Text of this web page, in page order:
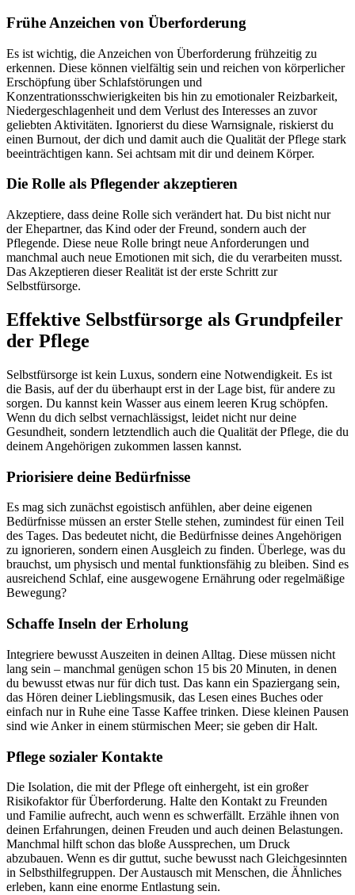
Frühe Anzeichen von Überforderung
Es ist wichtig, die Anzeichen von Überforderung frühzeitig zu
erkennen. Diese können vielfältig sein und reichen von körperlicher
Erschöpfung über Schlafstörungen und
Konzentrationsschwierigkeiten bis hin zu emotionaler Reizbarkeit,
Niedergeschlagenheit und dem Verlust des Interesses an zuvor
geliebten Aktivitäten. Ignorierst du diese Warnsignale, riskierst du
einen Burnout, der dich und damit auch die Qualität der Pflege stark
beeinträchtigen kann. Sei achtsam mit dir und deinem Körper.
Die Rolle als Pflegender akzeptieren
Akzeptiere, dass deine Rolle sich verändert hat. Du bist nicht nur
der Ehepartner, das Kind oder der Freund, sondern auch der
Pflegende. Diese neue Rolle bringt neue Anforderungen und
manchmal auch neue Emotionen mit sich, die du verarbeiten musst.
Das Akzeptieren dieser Realität ist der erste Schritt zur
Selbstfürsorge.
Effektive Selbstfürsorge als Grundpfeiler
der Pflege
Selbstfürsorge ist kein Luxus, sondern eine Notwendigkeit. Es ist
die Basis, auf der du überhaupt erst in der Lage bist, für andere zu
sorgen. Du kannst kein Wasser aus einem leeren Krug schöpfen.
Wenn du dich selbst vernachlässigst, leidet nicht nur deine
Gesundheit, sondern letztendlich auch die Qualität der Pflege, die du
deinem Angehörigen zukommen lassen kannst.
Priorisiere deine Bedürfnisse
Es mag sich zunächst egoistisch anfühlen, aber deine eigenen
Bedürfnisse müssen an erster Stelle stehen, zumindest für einen Teil
des Tages. Das bedeutet nicht, die Bedürfnisse deines Angehörigen
zu ignorieren, sondern einen Ausgleich zu finden. Überlege, was du
brauchst, um physisch und mental funktionsfähig zu bleiben. Sind es
ausreichend Schlaf, eine ausgewogene Ernährung oder regelmäßige
Bewegung?
Schaffe Inseln der Erholung
Integriere bewusst Auszeiten in deinen Alltag. Diese müssen nicht
lang sein – manchmal genügen schon 15 bis 20 Minuten, in denen
du bewusst etwas nur für dich tust. Das kann ein Spaziergang sein,
das Hören deiner Lieblingsmusik, das Lesen eines Buches oder
einfach nur in Ruhe eine Tasse Kaffee trinken. Diese kleinen Pausen
sind wie Anker in einem stürmischen Meer; sie geben dir Halt.
Pflege sozialer Kontakte
Die Isolation, die mit der Pflege oft einhergeht, ist ein großer
Risikofaktor für Überforderung. Halte den Kontakt zu Freunden
und Familie aufrecht, auch wenn es schwerfällt. Erzähle ihnen von
deinen Erfahrungen, deinen Freuden und auch deinen Belastungen.
Manchmal hilft schon das bloße Aussprechen, um Druck
abzubauen. Wenn es dir guttut, suche bewusst nach Gleichgesinnten
in Selbsthilfegruppen. Der Austausch mit Menschen, die Ähnliches
erleben, kann eine enorme Entlastung sein.